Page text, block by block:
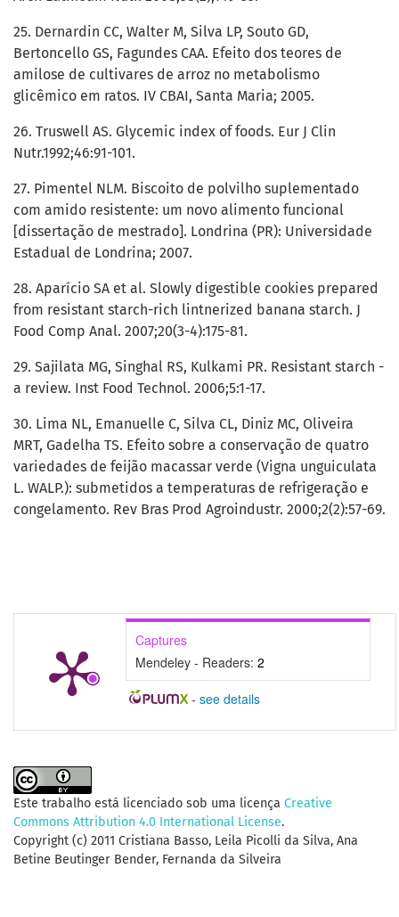
Captures
Mendeley - Readers: 2
- see details
25. Dernardin CC, Walter M, Silva LP, Souto GD,
Bertoncello GS, Fagundes CAA. Efeito dos teores de
amilose de cultivares de arroz no metabolismo
glicêmico em ratos. IV CBAI, Santa Maria; 2005.
26. Truswell AS. Glycemic index of foods. Eur J Clin
Nutr.1992;46:91-101.
27. Pimentel NLM. Biscoito de polvilho suplementado
com amido resistente: um novo alimento funcional
[dissertação de mestrado]. Londrina (PR): Universidade
Estadual de Londrina; 2007.
28. Aparício SA et al. Slowly digestible cookies prepared
from resistant starch-rich lintnerized banana starch. J
Food Comp Anal. 2007;20(3-4):175-81.
29. Sajilata MG, Singhal RS, Kulkami PR. Resistant starch -
a review. Inst Food Technol. 2006;5:1-17.
30. Lima NL, Emanuelle C, Silva CL, Diniz MC, Oliveira
MRT, Gadelha TS. Efeito sobre a conservação de quatro
variedades de feijão macassar verde (Vigna unguiculata
L. WALP.): submetidos a temperaturas de refrigeração e
congelamento. Rev Bras Prod Agroindustr. 2000;2(2):57-69.
Este trabalho está licenciado sob uma licença Creative
Commons Attribution 4.0 International License.
Copyright (c) 2011 Cristiana Basso, Leila Picolli da Silva, Ana
Betine Beutinger Bender, Fernanda da Silveira